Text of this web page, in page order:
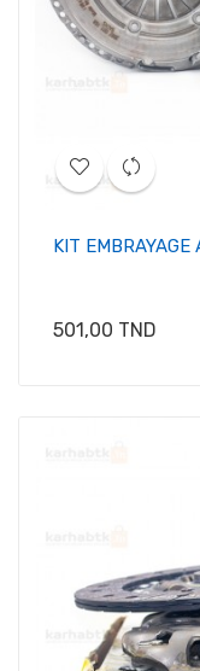
KIT EMBRAYAGE
Prix
501,00 TND